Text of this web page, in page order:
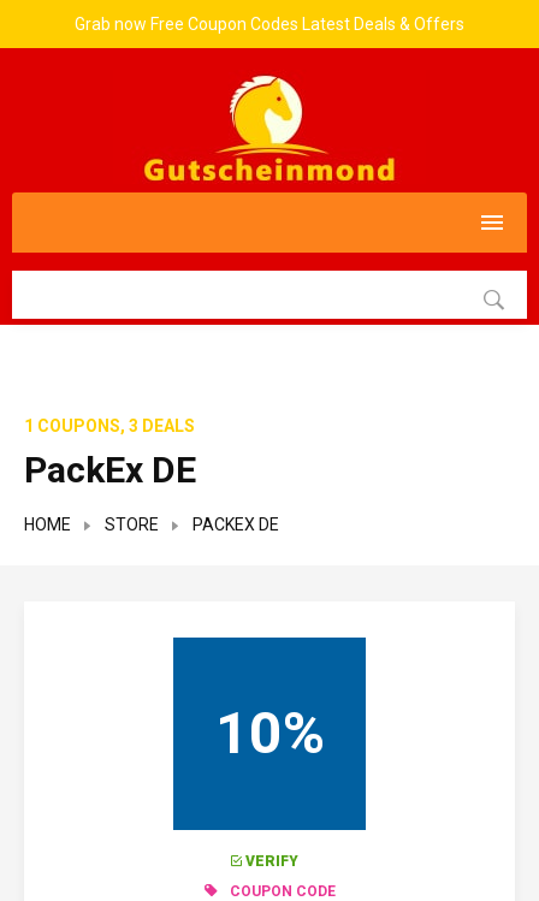
Grab now Free Coupon Codes Latest Deals & Offers
1 COUPONS, 3 DEALS
PackEx DE
HOME STORE PACKEX DE
10%
VERIFY
COUPON CODE